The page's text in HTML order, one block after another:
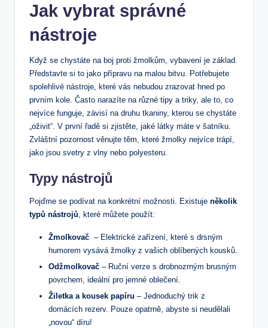
Jak vybrat správné
nástroje
Když ​se chystáte ⁢na boj proti žmolkům, vybavení je základ.
Představte si to jako přípravu na malou bitvu. Potřebujete
spolehlivé nástroje, které vás nebudou zrazovat hned po
prvním kole.‍ Často narazíte na různé tipy a triky, ale to, ​co
nejvíce funguje, závisí na druhu tkaniny, kterou se chystáte
„oživit“. V první řadě si zjistěte, jaké látky máte v⁣ šatníku.
Zvláštní pozornost věnujte těm, které žmolky nejvíce trápí,
jako jsou svetry z vlny nebo polyesteru.
Typy nástrojů
Pojďme‍ se⁣ podívat na konkrétní možnosti. Existuje několik
typů nástrojů , které můžete použít:
Žmolkovač ‍ – Elektrické zařízení, které s drsným
humorem vysává žmolky z vašich oblíbených kousků.
Odžmolkovač – Ruční verze s drobnozrným brusným
povrchem, ⁢ideální pro jemné oblečení.
Žiletka a⁢ kousek⁢ papíru – Jednoduchý ⁤trik z
domácích rezerv. Pouze opatrně, abyste si neudělali
„novou“ díru!